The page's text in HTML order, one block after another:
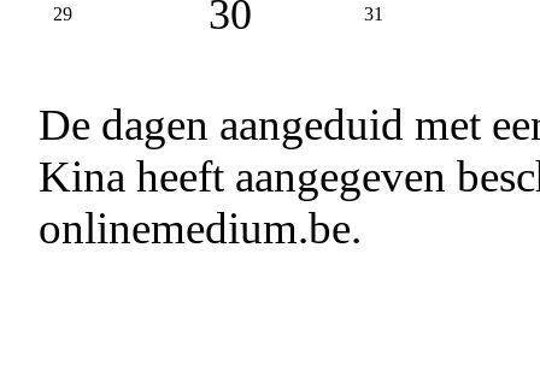
29 30 31
De dagen aangeduid met
Kina heeft aangegeven
onlinemedium.be.